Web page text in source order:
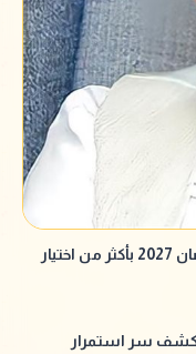
سر استمرار